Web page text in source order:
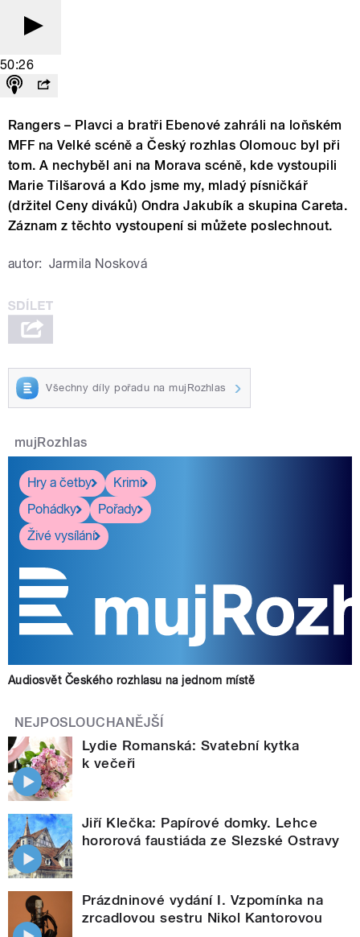
50:26
Rangers – Plavci a bratři Ebenové zahráli na loňském
MFF na Velké scéně a Český rozhlas Olomouc byl při
tom. A nechyběl ani na Morava scéně, kde vystoupili
Marie Tilšarová a Kdo jsme my, mladý písničkář
(držitel Ceny diváků) Ondra Jakubík a skupina Careta.
Záznam z těchto vystoupení si můžete poslechnout.
autor: Jarmila Nosková
Všechny díly pořadu na mujRozhlas
mujRozhlas
Hry a četby
Krimi
Pohádky
Pořady
Živé vysílání
Audiosvět Českého rozhlasu na jednom místě
NEJPOSLOUCHANĚJŠÍ
Lydie Romanská: Svatební kytka
k večeři
Jiří Klečka: Papírové domky. Lehce
hororová faustiáda ze Slezské Ostravy
Prázdninové vydání I. Vzpomínka na
zrcadlovou sestru Nikol Kantorovou